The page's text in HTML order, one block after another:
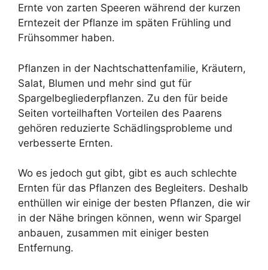
Ernte von zarten Speeren während der kurzen
Erntezeit der Pflanze im späten Frühling und
Frühsommer haben.
Pflanzen in der Nachtschattenfamilie, Kräutern,
Salat, Blumen und mehr sind gut für
Spargelbegliederpflanzen. Zu den für beide
Seiten vorteilhaften Vorteilen des Paarens
gehören reduzierte Schädlingsprobleme und
verbesserte Ernten.
Wo es jedoch gut gibt, gibt es auch schlechte
Ernten für das Pflanzen des Begleiters. Deshalb
enthüllen wir einige der besten Pflanzen, die wir
in der Nähe bringen können, wenn wir Spargel
anbauen, zusammen mit einiger besten
Entfernung.